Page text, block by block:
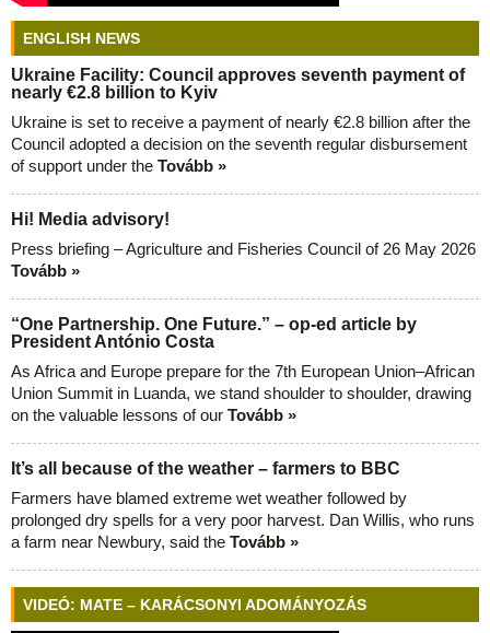
ENGLISH NEWS
Ukraine Facility: Council approves seventh payment of
nearly €2.8 billion to Kyiv
Ukraine is set to receive a payment of nearly €2.8 billion after the
Council adopted a decision on the seventh regular disbursement
of support under the Tovább »
Hi! Media advisory!
Press briefing – Agriculture and Fisheries Council of 26 May 2026
Tovább »
“One Partnership. One Future.” – op-ed article by
President António Costa
As Africa and Europe prepare for the 7th European Union–African
Union Summit in Luanda, we stand shoulder to shoulder, drawing
on the valuable lessons of our Tovább »
It’s all because of the weather – farmers to BBC
Farmers have blamed extreme wet weather followed by
prolonged dry spells for a very poor harvest. Dan Willis, who runs
a farm near Newbury, said the Tovább »
VIDEÓ: MATE – KARÁCSONYI ADOMÁNYOZÁS